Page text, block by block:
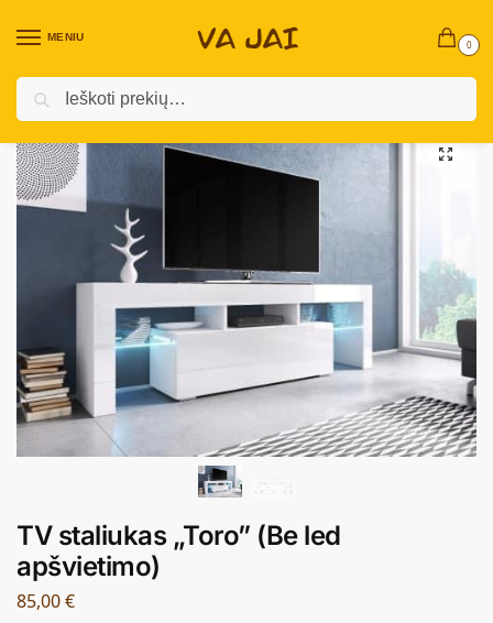
MENIU
0
Pradžia / Vidaus baldai /
TV staliukas „Toro” (Be led
apšvietimo)
85,00€